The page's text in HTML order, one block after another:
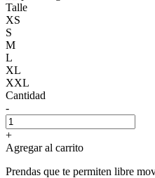
Talle
XS
S
M
L
XL
XXL
Cantidad
-
+
Agregar al carrito
Prendas que te permiten libre